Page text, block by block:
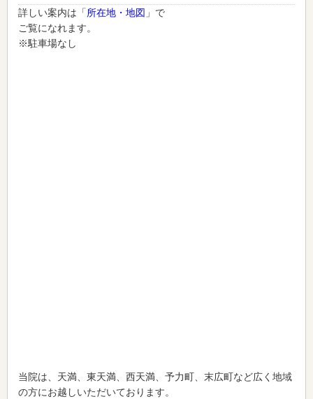
詳しい案内は「所在地・地図 」で
ご覧になれます。
※駐車場なし
当院は、天満、東天満、西天満、予力町、末広町など広く地域
の方にお越しいただいております。